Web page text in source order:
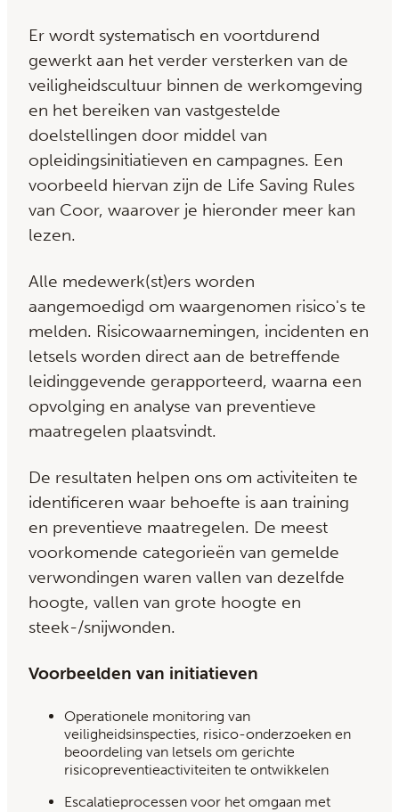
Er wordt systematisch en voortdurend
gewerkt aan het verder versterken van de
veiligheidscultuur binnen de werkomgeving
en het bereiken van vastgestelde
doelstellingen door middel van
opleidingsinitiatieven en campagnes. Een
voorbeeld hiervan zijn de Life Saving Rules
van Coor, waarover je hieronder meer kan
lezen.
Alle medewerk(st)ers worden
aangemoedigd om waargenomen risico's te
melden. Risicowaarnemingen, incidenten en
letsels worden direct aan de betreffende
leidinggevende gerapporteerd, waarna een
opvolging en analyse van preventieve
maatregelen plaatsvindt.
De resultaten helpen ons om activiteiten te
identificeren waar behoefte is aan training
en preventieve maatregelen. De meest
voorkomende categorieën van gemelde
verwondingen waren vallen van dezelfde
hoogte, vallen van grote hoogte en
steek-/snijwonden.
Voorbeelden van initiatieven
Operationele monitoring van
veiligheidsinspecties, risico-onderzoeken en
beoordeling van letsels om gerichte
risicopreventieactiviteiten te ontwikkelen
Escalatieprocessen voor het omgaan met